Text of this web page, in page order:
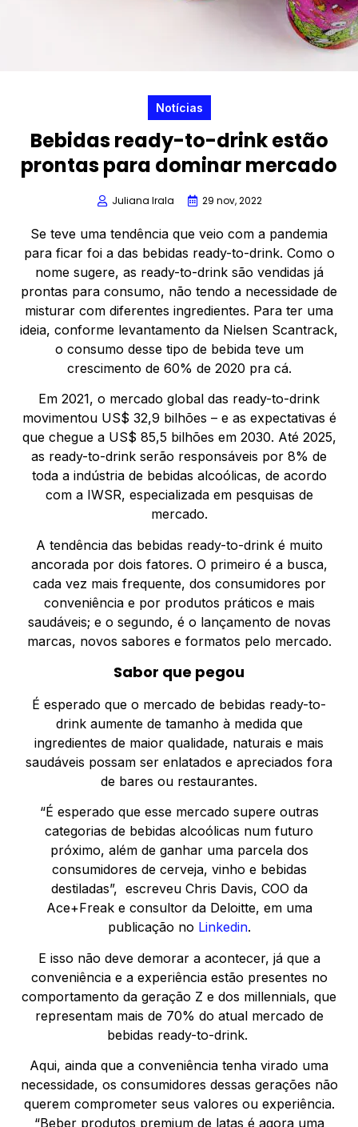
Notícias
Bebidas ready-to-drink estão
prontas para dominar mercado
Juliana Irala 29 nov, 2022
Se teve uma tendência que veio com a pandemia
para ficar foi a das bebidas ready-to-drink. Como o
nome sugere, as ready-to-drink são vendidas já
prontas para consumo, não tendo a necessidade de
misturar com diferentes ingredientes. Para ter uma
ideia, conforme levantamento da Nielsen Scantrack,
o consumo desse tipo de bebida teve um
crescimento de 60% de 2020 pra cá.
Em 2021, o mercado global das ready-to-drink
movimentou US$ 32,9 bilhões – e as expectativas é
que chegue a US$ 85,5 bilhões em 2030. Até 2025,
as ready-to-drink serão responsáveis por 8% de
toda a indústria de bebidas alcoólicas, de acordo
com a IWSR, especializada em pesquisas de
mercado.
A tendência das bebidas ready-to-drink é muito
ancorada por dois fatores. O primeiro é a busca,
cada vez mais frequente, dos consumidores por
conveniência e por produtos práticos e mais
saudáveis; e o segundo, é o lançamento de novas
marcas, novos sabores e formatos pelo mercado.
Sabor que pegou
É esperado que o mercado de bebidas ready-to-
drink aumente de tamanho à medida que
ingredientes de maior qualidade, naturais e mais
saudáveis possam ser enlatados e apreciados fora
de bares ou restaurantes.
“É esperado que esse mercado supere outras
categorias de bebidas alcoólicas num futuro
próximo, além de ganhar uma parcela dos
consumidores de cerveja, vinho e bebidas
destiladas”, escreveu Chris Davis, COO da
Ace+Freak e consultor da Deloitte, em uma
publicação no Linkedin.
E isso não deve demorar a acontecer, já que a
conveniência e a experiência estão presentes no
comportamento da geração Z e dos millennials, que
representam mais de 70% do atual mercado de
bebidas ready-to-drink.
Aqui, ainda que a conveniência tenha virado uma
necessidade, os consumidores dessas gerações não
querem comprometer seus valores ou experiência.
“Beber produtos premium de latas é agora uma